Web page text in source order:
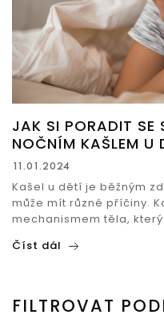
JAK SI PORADIT SE
NOČNÍM KAŠLEM U
11.01.2024
Kašel u dětí je běžným
může mít různé příčiny.
mechanismem těla,
Číst dál
FILTROVAT